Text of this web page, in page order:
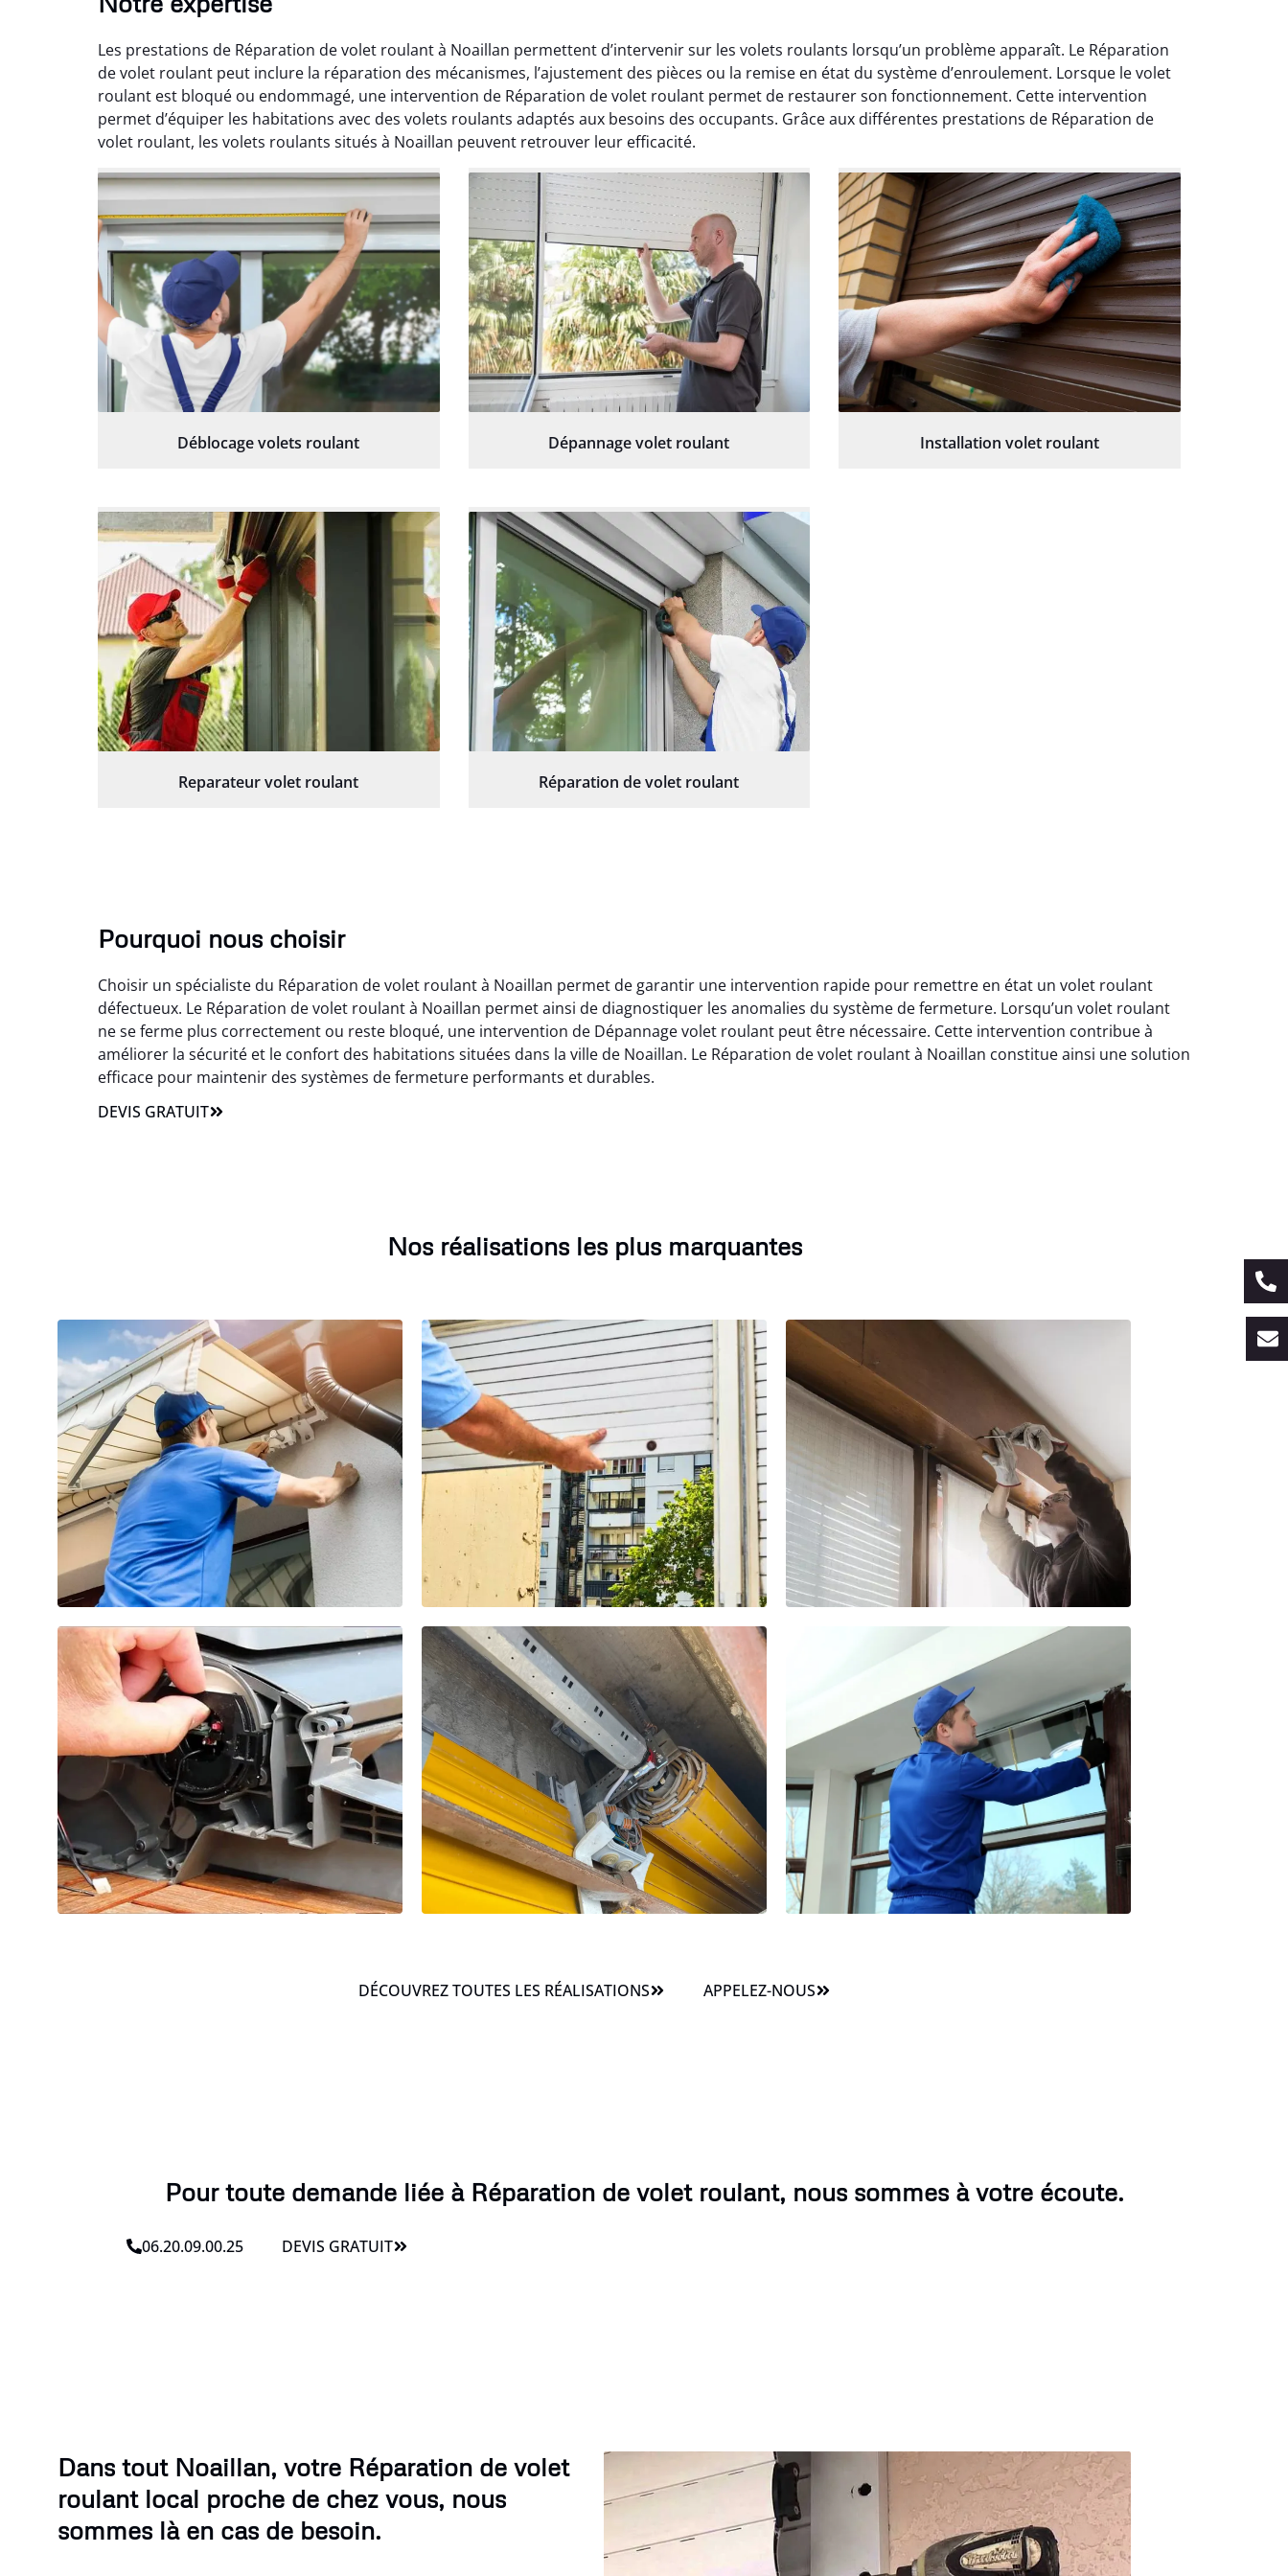
Les prestations de Réparation de volet roulant à Noaillan permettent d’intervenir sur les volets roulants lorsqu’un problème apparaît. Le Réparation
de volet roulant peut inclure la réparation des mécanismes, l’ajustement des pièces ou la remise en état du système d’enroulement. Lorsque le volet
roulant est bloqué ou endommagé, une intervention de Réparation de volet roulant permet de restaurer son fonctionnement. Cette intervention
permet d’équiper les habitations avec des volets roulants adaptés aux besoins des occupants. Grâce aux différentes prestations de Réparation de
volet roulant, les volets roulants situés à Noaillan peuvent retrouver leur efficacité.
Déblocage volets roulant Dépannage volet roulant Installation volet roulant
Reparateur volet roulant Réparation de volet roulant
Pourquoi nous choisir
Choisir un spécialiste du Réparation de volet roulant à Noaillan permet de garantir une intervention rapide pour remettre en état un volet roulant
défectueux. Le Réparation de volet roulant à Noaillan permet ainsi de diagnostiquer les anomalies du système de fermeture. Lorsqu’un volet roulant
ne se ferme plus correctement ou reste bloqué, une intervention de Dépannage volet roulant peut être nécessaire. Cette intervention contribue à
améliorer la sécurité et le confort des habitations situées dans la ville de Noaillan. Le Réparation de volet roulant à Noaillan constitue ainsi une solution
efficace pour maintenir des systèmes de fermeture performants et durables.
DEVIS GRATUIT
Nos réalisations les plus marquantes
DÉCOUVREZ TOUTES LES RÉALISATIONS APPELEZ-NOUS
Pour toute demande liée à Réparation de volet roulant, nous sommes à votre écoute.
06.20.09.00.25 DEVIS GRATUIT
Dans tout Noaillan, votre Réparation de volet
roulant local proche de chez vous, nous
sommes là en cas de besoin.